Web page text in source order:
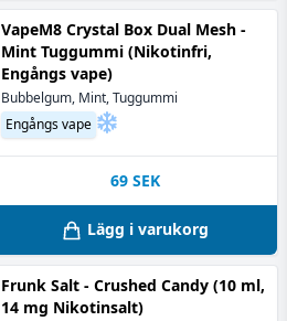
VapeM8 Crystal Box Dual Mesh -
Mint Tuggummi (Nikotinfri,
Engångs vape)
Bubbelgum, Mint, Tuggummi
Engångs vape
69 SEK
Lägg i varukorg
Frunk Salt - Crushed Candy (10 ml,
14 mg Nikotinsalt)